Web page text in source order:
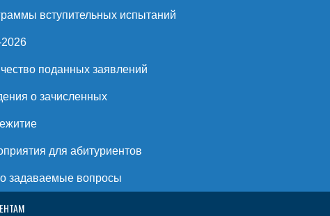
вступительных испытаний
поданных заявлений
о зачисленных
для абитуриентов
задаваемые вопросы